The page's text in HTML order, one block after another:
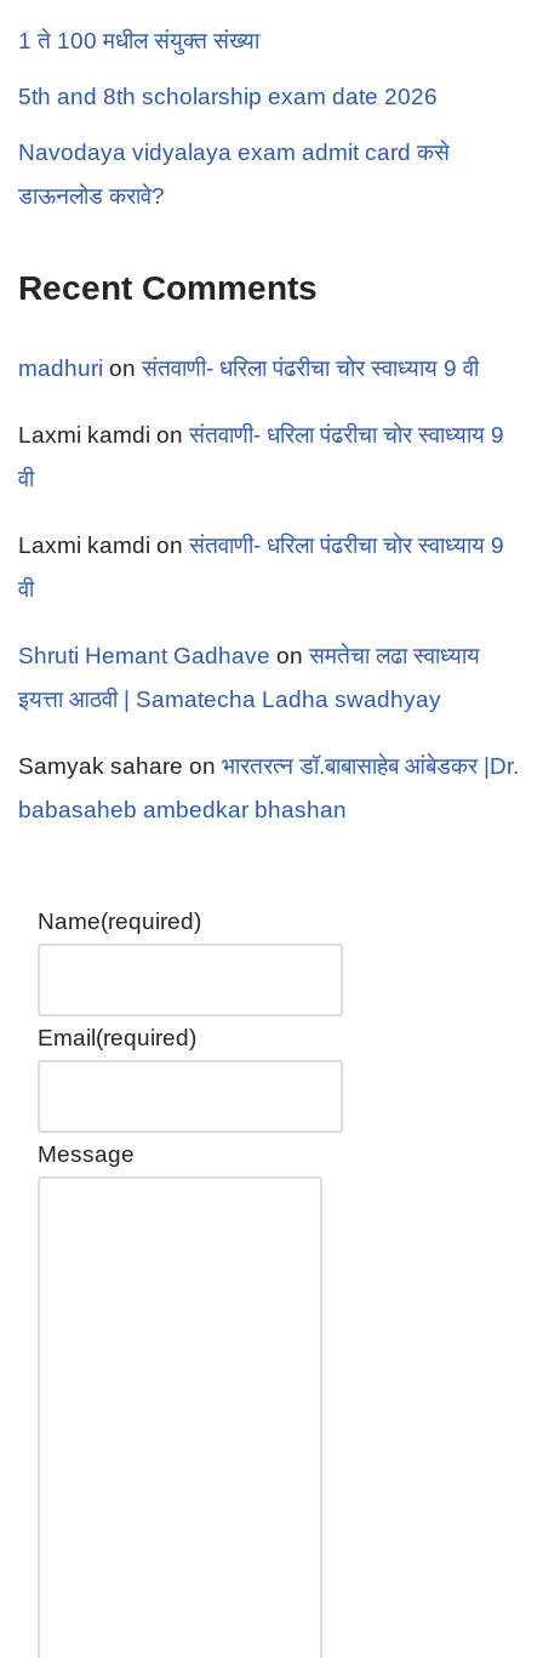
1 ते 100 मधील संयुक्त संख्या
5th and 8th scholarship exam date 2026
Navodaya vidyalaya exam admit card कसे
डाऊनलोड करावे?
Recent Comments
madhuri onसंतवाणी- धरिला पंढरीचा चोर स्वाध्याय 9 वी
Laxmi kamdi onसंतवाणी- धरिला पंढरीचा चोर स्वाध्याय 9
वी
Laxmi kamdi onसंतवाणी- धरिला पंढरीचा चोर स्वाध्याय 9
वी
Shruti Hemant Gadhave onसमतेचा लढा स्वाध्याय
इयत्ता आठवी | Samatecha Ladha swadhyay
Samyak sahare on भारतरत्न डॉ.बाबासाहेब आंबेडकर |Dr.
babasaheb ambedkar bhashan
Name(required)
Email (required)
Message